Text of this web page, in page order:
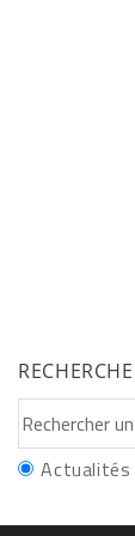
Actualités